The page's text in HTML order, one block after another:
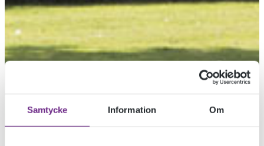
Samtycke Information Om